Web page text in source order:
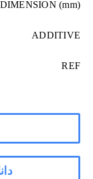
DIMENSION (mm)
ADDITIVE
REF